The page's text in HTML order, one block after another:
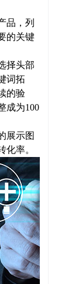
品，列
的关键
择头部
词拓
的验
成为100
展示图
化率。